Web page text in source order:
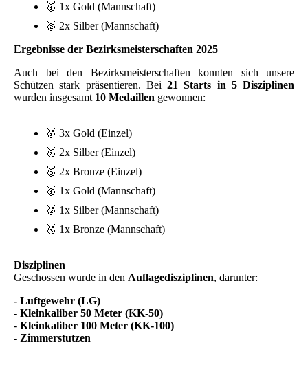
🥇 1x Gold (Mannschaft)
🥈 2x Silber (Mannschaft)
Ergebnisse der Bezirksmeisterschaften 2025
Auch bei den Bezirksmeisterschaften konnten sich unsere
Schützen stark präsentieren. Bei 21 Starts in 5 Disziplinen
wurden insgesamt 10 Medaillen gewonnen:
🥇 3x Gold (Einzel)
🥈 2x Silber (Einzel)
🥉 2x Bronze (Einzel)
🥇 1x Gold (Mannschaft)
🥈 1x Silber (Mannschaft)
🥉 1x Bronze (Mannschaft)
Disziplinen
Geschossen wurde in den Auflagedisziplinen, darunter:
- Luftgewehr (LG)
- Kleinkaliber 50 Meter (KK-50)
- Kleinkaliber 100 Meter (KK-100)
- Zimmerstutzen